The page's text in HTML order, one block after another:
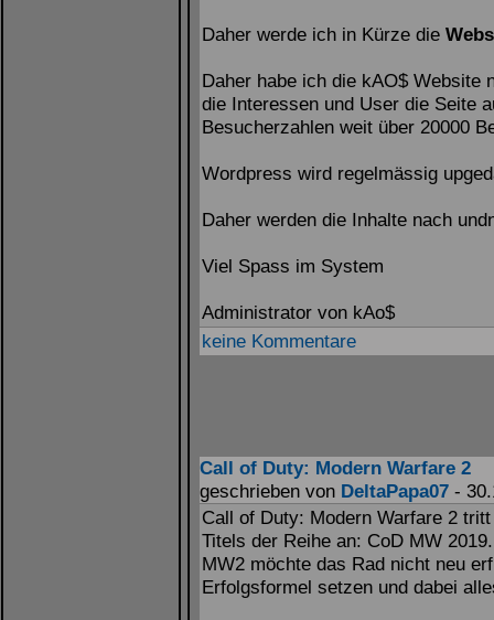
Daher werde ich in Kürze die
Daher habe ich die kAO$ Website
die Interessen und User die Seite
Besucherzahlen weit über 20000
Wordpress wird regelmässig
Daher werden die Inhalte nach
Viel Spass im System
Administrator von kAo$
keine Kommentare
Call of Duty: Modern Warfare 2
geschrieben von DeltaPapa07-
Call of Duty: Modern Warfare 2
Titels der Reihe an: CoD MW
MW2 möchte das Rad nicht neu
Erfolgsformel setzen und dabei